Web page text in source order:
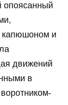
опоясанный
капюшоном и
движений
в